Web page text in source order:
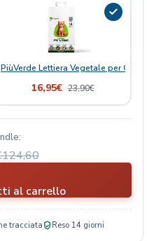
PiùVerde Lettiera Vegetale per Gatti
16,95€ 23,90€
al carrello
tracciata Reso 14 giorni